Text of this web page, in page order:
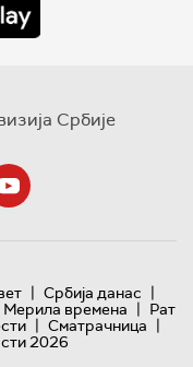
Србије
| Србија данас |
Мерила времена | Рат
| Сматрачница |
2026